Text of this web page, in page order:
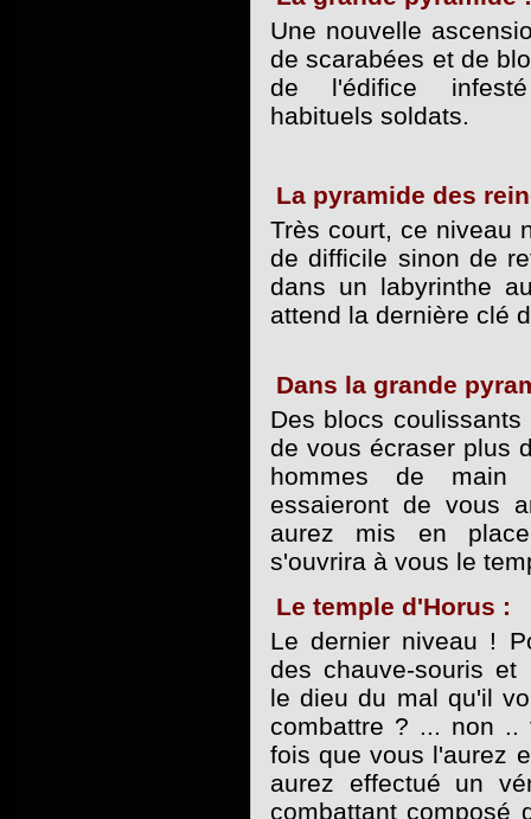
Une nouvelle
de scarabées et de
de l'édifice
habituels soldats.
La pyramide des
Très court, ce niveau
de difficile sinon de
dans un labyrinthe
attend la dernière clé
Dans la grande
Des blocs
de vous écraser plus
hommes de main
essaieront de vous
aurez mis en
s'ouvrira à vous le
Le temple d'Horus :
Le dernier niveau !
des chauve-souris et
le dieu du mal qu'il
combattre ? ... non ..
fois que vous l'aurez
aurez effectué un
combattant composé